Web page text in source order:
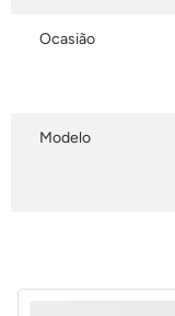
Ocasião
Modelo